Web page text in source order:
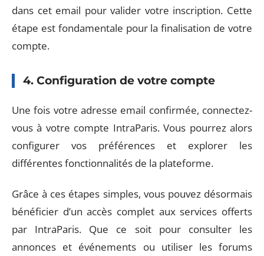
dans cet email pour valider votre inscription. Cette
étape est fondamentale pour la finalisation de votre
compte.
4. Configuration de votre compte
Une fois votre adresse email confirmée, connectez-
vous à votre compte IntraParis. Vous pourrez alors
configurer vos préférences et explorer les
différentes fonctionnalités de la plateforme.
Grâce à ces étapes simples, vous pouvez désormais
bénéficier d’un accès complet aux services offerts
par IntraParis. Que ce soit pour consulter les
annonces et événements ou utiliser les forums